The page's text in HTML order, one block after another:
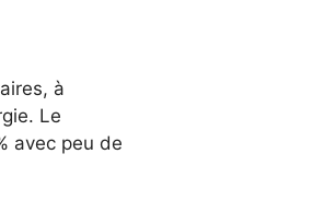
à
Le
avec peu de